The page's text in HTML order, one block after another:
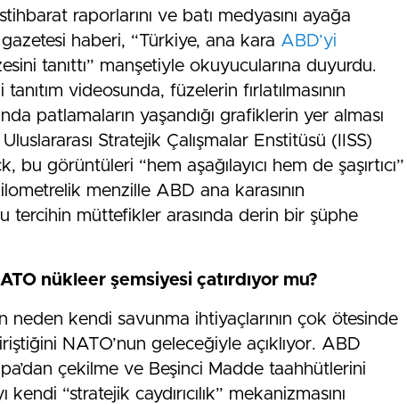
istihbarat raporlarını ve batı medyasını ayağa
haberi, “Türkiye, ana kara ABD’yi
tanıttı” manşetiyle okuyucularına duyurdu.
videosunda, füzelerin fırlatılmasının
patlamaların yaşandığı grafiklerin yer alması
Stratejik Çalışmalar Enstitüsü (IISS)
bu görüntüleri “hem aşağılayıcı hem de şaşırtıcı”
menzille ABD ana karasının
tercihin müttefikler arasında derin bir şüphe
nükleer şemsiyesi çatırdıyor mu?
neden kendi savunma ihtiyaçlarının çok ötesinde
NATO’nun geleceğiyle açıklıyor. ABD
çekilme ve Beşinci Madde taahhütlerini
“stratejik caydırıcılık” mekanizmasını